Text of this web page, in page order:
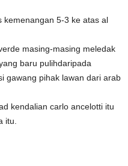
kemenangan 5-3 ke atas al
masing-masing meledak
baru pulihdaripada
gawang pihak lawan dari arab
kendalian carlo ancelotti itu
itu.